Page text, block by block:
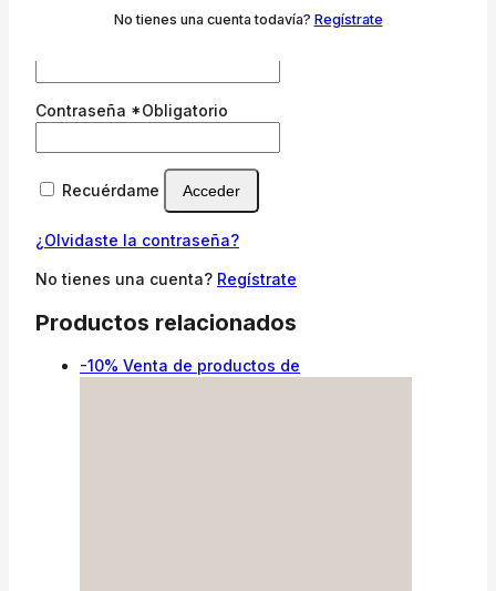
Contraseña *Obligatorio
Recuérdame Acceder
¿Olvidaste la contraseña?
No tienes una cuenta? Regístrate
Productos relacionados
-10% Venta de productos de
No tienes una cuenta todavía? Regístrate